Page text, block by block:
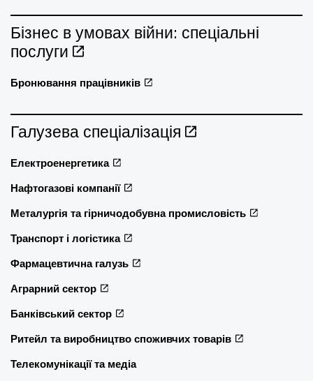
Бізнес в умовах війни: спеціальні
послуги
Бронювання працівників
Галузева спеціалізація
Електроенергетика
Нафтогазові компанії
Металургія та гірничодобувна промисловість
Транспорт і логістика
Фармацевтична галузь
Аграрний сектор
Банківський сектор
Ритейл та виробництво споживчих товарів
Телекомунікації та медіа